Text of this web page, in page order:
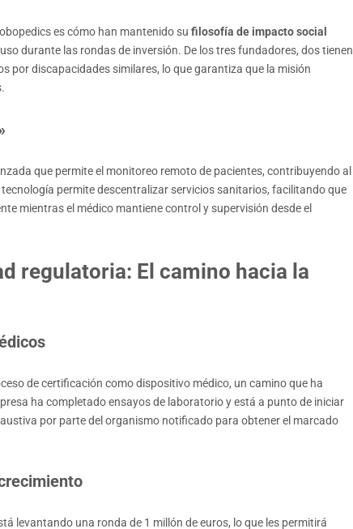
es cómo han mantenido su filosofía de impacto social
durante las rondas de inversión. De los tres fundadores, dos tienen
por discapacidades similares, lo que garantiza que la misión
que permite el monitoreo remoto de pacientes, contribuyendo al
permite descentralizar servicios sanitarios, facilitando que
mientras el médico mantiene control y supervisión desde el
regulatoria: El camino hacia la
de certificación como dispositivo médico, un camino que ha
ha completado ensayos de laboratorio y está a punto de iniciar
por parte del organismo notificado para obtener el marcado
levantando una ronda de 1 millón de euros, lo que les permitirá